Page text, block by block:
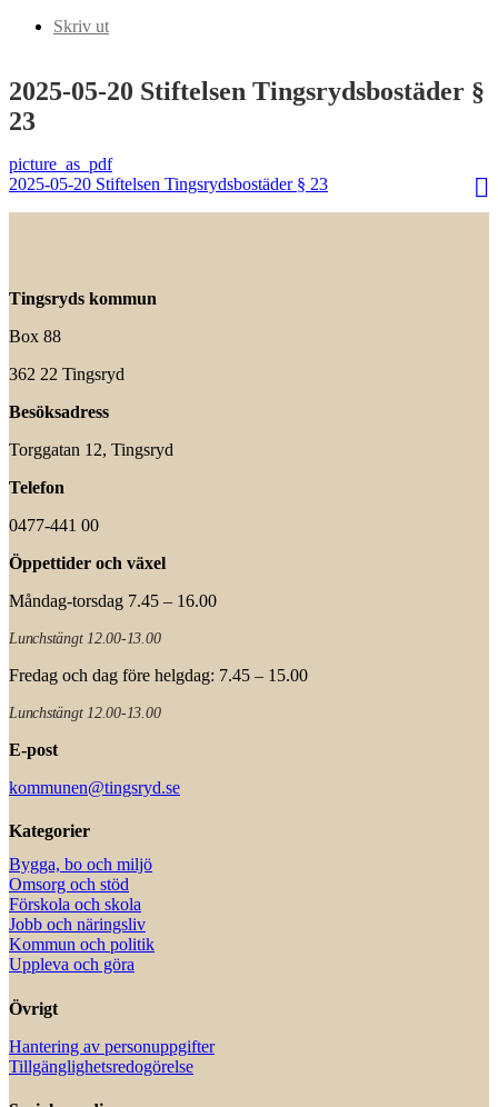
Skriv ut
2025-05-20 Stiftelsen Tingsrydsbostäder §
23
2025-05-20 Stiftelsen Tingsrydsbostäder § 23
Tingsryds kommun
Box 88
362 22 Tingsryd
Besöksadress
Torggatan 12, Tingsryd
Telefon
0477-441 00
Öppettider och växel
Måndag-torsdag 7.45 – 16.00
Lunchstängt 12.00-13.00
Fredag och dag före helgdag: 7.45 – 15.00
Lunchstängt 12.00-13.00
E-post
kommunen@tingsryd.se
Kategorier
Bygga, bo och miljö
Omsorg och stöd
Förskola och skola
Jobb och näringsliv
Kommun och politik
Uppleva och göra
Övrigt
Hantering av personuppgifter
Tillgänglighetsredogörelse